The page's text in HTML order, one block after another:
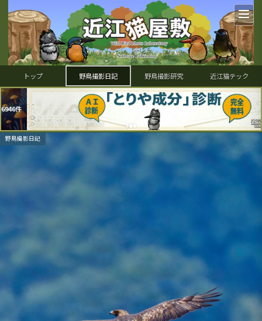
トップ 野鳥撮影日記 野鳥撮影研究 近江猫テック
野鳥撮影日記